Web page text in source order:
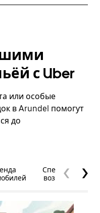
с Uber
или особые
в Arundel помогут
до
Специальные
возможности